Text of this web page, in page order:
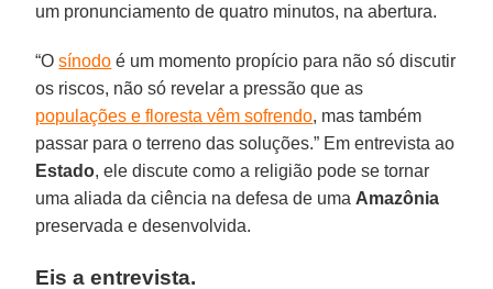
um pronunciamento de quatro minutos, na abertura.
“Osínodo é um momento propício para não só discutir
os riscos, não só revelar a pressão que as
populações e floresta vêm sofrendo, mas também
passar para o terreno das soluções.” Em entrevista ao
Estado, ele discute como a religião pode se tornar
uma aliada da ciência na defesa de uma Amazônia
preservada e desenvolvida.
Eis a entrevista.